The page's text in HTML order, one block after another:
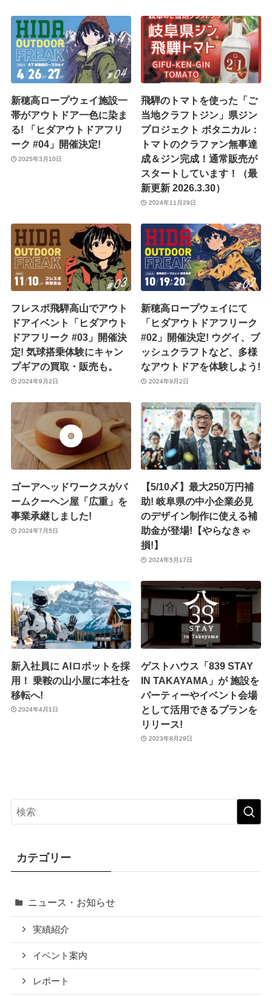
新穂高ロープウェイ施設一
帯がアウトドア一色に染ま
る! 「ヒダアウトドアフリ
ーク #04」開催決定!
2025年3月10日
飛騨のトマトを使った「ご
当地クラフトジン」県ジン
プロジェクト ボタニカル：
トマトのクラファン無事達
成＆ジン完成！通常販売が
スタートしています！（最
新更新 2026.3.30）
2024年11月29日
フレスポ飛騨高山でアウト
ドアイベント「ヒダアウト
ドアフリーク #03」開催決
定! 気球搭乗体験にキャン
プギアの買取・販売も。
2024年9月2日
新穂高ロープウェイにて
「ヒダアウトドアフリーク
#02」開催決定! ウグイ、ブ
ッシュクラフトなど、多様
なアウトドアを体験しよう!
2024年9月2日
ゴーアヘッドワークスがバ
ームクーヘン屋「広重」を
事業承継しました!
2024年7月5日
【5/10〆】最大250万円補
助! 岐阜県の中小企業必見
のデザイン制作に使える補
助金が登場!【やらなきゃ
損!】
2024年5月17日
新入社員に AIロボットを採
用！ 乗鞍の山小屋に本社を
移転へ!
2024年4月1日
ゲストハウス「839 STAY
IN TAKAYAMA」が 施設を
パーティーやイベント会場
として活用できるプランを
リリース!
2023年8月29日
カテゴリー
ニュース・お知らせ
実績紹介
イベント案内
レポート